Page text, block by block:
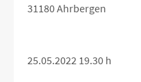
31180 Ahrbergen
25.05.2022 19.30 h